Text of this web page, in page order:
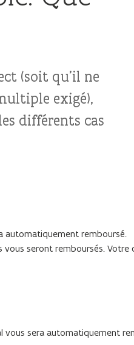
(soit qu’il ne
exigé),
différents cas
automatiquement remboursé.
seront remboursés. Votre
vous sera automatiquement